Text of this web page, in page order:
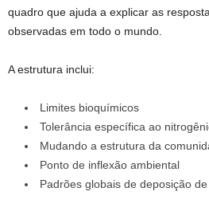
quadro que ajuda a explicar as
observadas em todo o mundo.
A estrutura inclui:
Limites bioquímicos
Tolerância específica ao
Mudando a estrutura da
Ponto de inflexão ambiental
Padrões globais de deposição